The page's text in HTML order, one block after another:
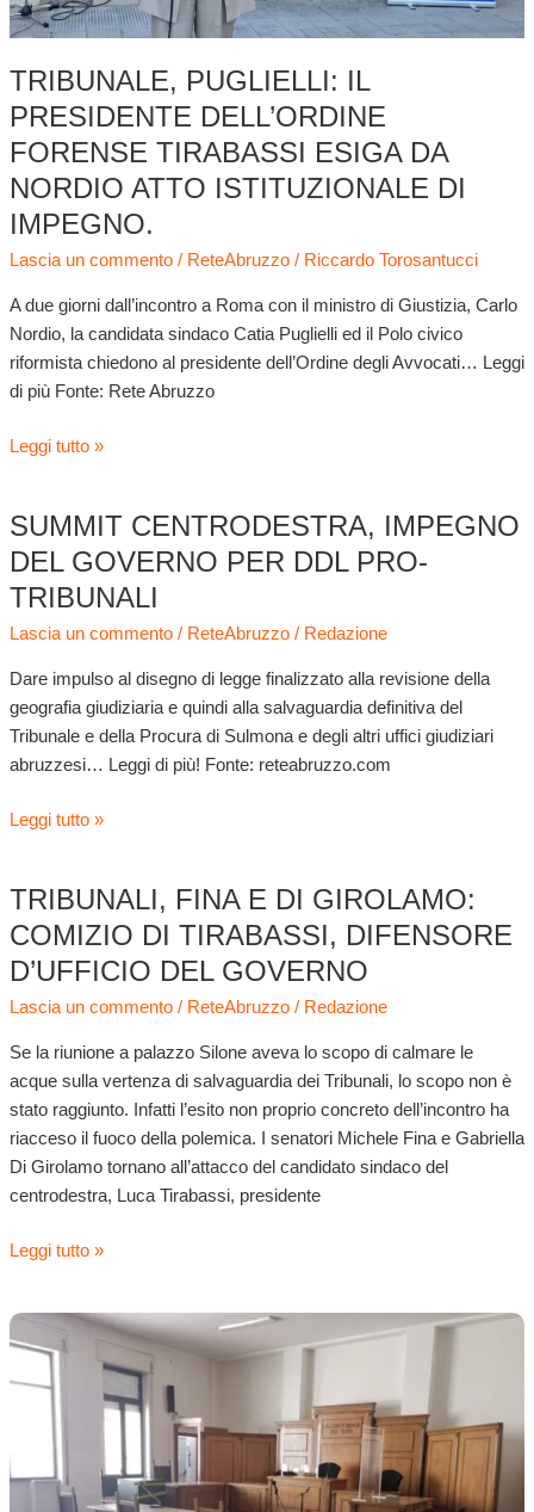
TRIBUNALE, PUGLIELLI: IL
PRESIDENTE DELL’ORDINE
FORENSE TIRABASSI ESIGA DA
NORDIO ATTO ISTITUZIONALE DI
IMPEGNO.
Lascia un commento / ReteAbruzzo/ Riccardo Torosantucci
A due giorni dall’incontro a Roma con il ministro di Giustizia, Carlo
Nordio, la candidata sindaco Catia Puglielli ed il Polo civico
riformista chiedono al presidente dell’Ordine degli Avvocati… Leggi
di più Fonte: Rete Abruzzo
atto
impegno.
Leggi tutto »
SUMMIT CENTRODESTRA, IMPEGNO
DEL GOVERNO PER DDL PRO-
TRIBUNALI
Lascia un commento / ReteAbruzzo/ Redazione
Dare impulso al disegno di legge finalizzato alla revisione della
geografia giudiziaria e quindi alla salvaguardia definitiva del
Tribunale e della Procura di Sulmona e degli altri uffici giudiziari
abruzzesi… Leggi di più! Fonte: reteabruzzo.com
Summit
centrodestra,
del
governo
Pro-
Leggi tutto »
TRIBUNALI, FINA E DI GIROLAMO:
COMIZIO DI TIRABASSI, DIFENSORE
D’UFFICIO DEL GOVERNO
Lascia un commento / ReteAbruzzo/ Redazione
Se la riunione a palazzo Silone aveva lo scopo di calmare le
acque sulla vertenza di salvaguardia dei Tribunali, lo scopo non è
stato raggiunto. Infatti l’esito non proprio concreto dell’incontro ha
riacceso il fuoco della polemica. I senatori Michele Fina e Gabriella
Di Girolamo tornano all’attacco del candidato sindaco del
centrodestra, Luca Tirabassi, presidente
Tribunali,
Fina
Di
Girolamo:
Tirabassi,
difensore
Leggi tutto »
Adesioni
alla
petizione
tribunali,
Puglielli:
difendere